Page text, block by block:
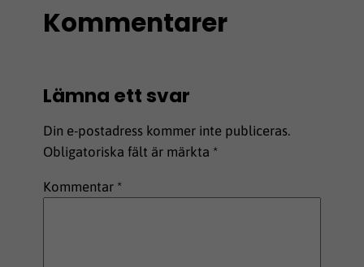
Kommentarer
Lämna ett svar
Din e-postadress kommer inte publiceras.
Obligatoriska fält är märkta *
Kommentar *